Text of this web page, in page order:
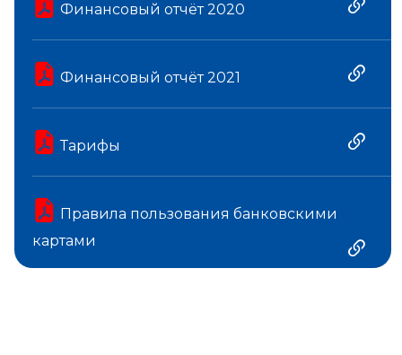
Финансовый отчёт 2020
Финансовый отчёт 2021
Тарифы
Правила пользования банковскими
картами